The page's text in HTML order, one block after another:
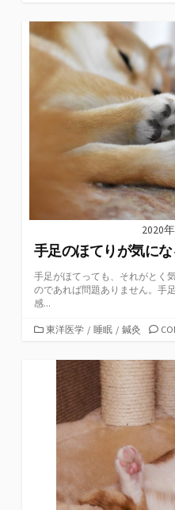
ゴ
リ
ー
2020
手足のほてりが気に
手足がほてっても、それがとく
のであれば問題ありません。手
感...
カ東洋医学 / 睡眠 / 鍼灸